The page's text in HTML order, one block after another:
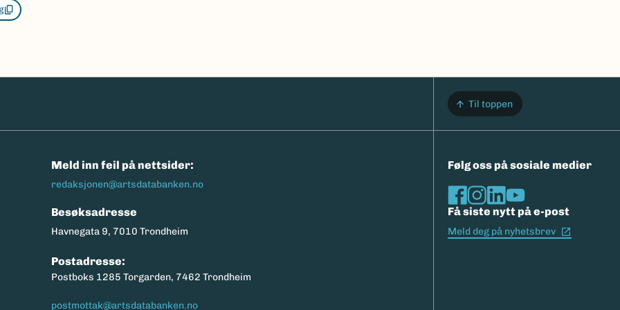
Til toppen
Meld inn feil på nettsider:
redaksjonen@artsdatabanken.no
Besøksadresse
Havnegata 9, 7010 Trondheim
Postadresse:
Postboks 1285 Torgarden, 7462 Trondheim
postmottak@artsdatabanken.no
Følg oss på sosiale medier
Få siste nytt på e-post
Meld deg på nyhetsbrev